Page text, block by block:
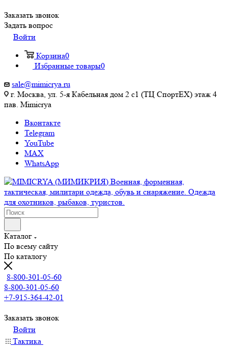
Заказать звонок
Задать вопрос
Войти
Корзина0
Избранные товары0
sale@mimicrya.ru
г. Москва, ул. 5-я Кабельная дом 2 с1 (ТЦ СпортEX) этаж 4
пав. Mimicrya
Вконтакте
Telegram
YouTube
MAX
WhatsApp
Каталог
По всему сайту
По каталогу
8-800-301-05-60
8-800-301-05-60
+7-915-364-42-01
Заказать звонок
Войти
Тактика